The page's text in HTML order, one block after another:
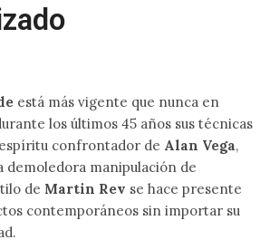
está más vigente que nunca en
los últimos 45 años sus técnicas
confrontador de Alan Vega,
demoledora manipulación de
de Martin Rev se hace presente
contemporáneos sin importar su